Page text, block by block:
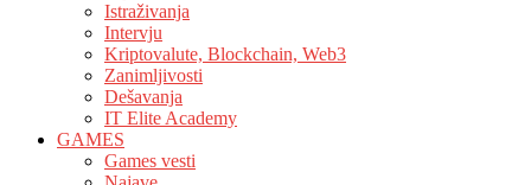
Istraživanja
Intervju
Kriptovalute, Blockchain, Web3
Zanimljivosti
Dešavanja
IT Elite Academy
GAMES
Games vesti